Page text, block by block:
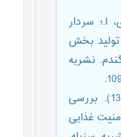
سردار
بر تولید بخش
نشریه
محمد قره¬قول، آ.؛ احمدی، س. م. (1395). بررسی
غذايی